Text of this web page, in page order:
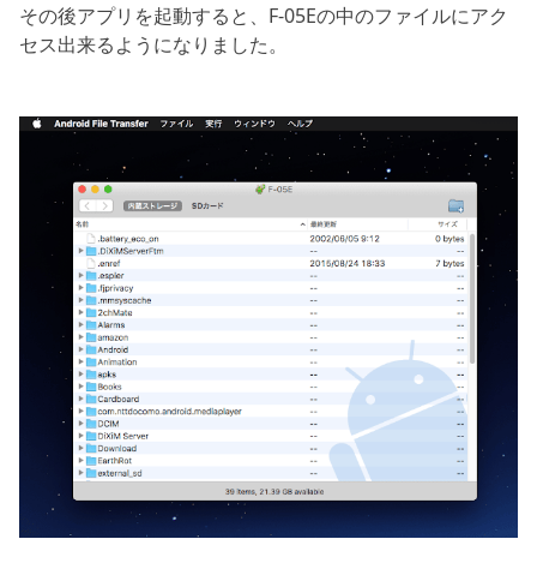
その後アプリを起動すると、F-05Eの中のファイルにアク
セス出来るようになりました。